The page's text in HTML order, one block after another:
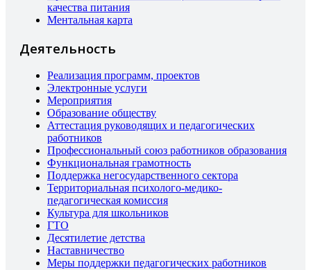
качества питания
Ментальная карта
Деятельность
Реализация программ, проектов
Электронные услуги
Мероприятия
Образование обществу
Аттестация руководящих и педагогических
работников
Профессиональный союз работников образования
Функциональная грамотность
Поддержка негосударственного сектора
Территориальная психолого-медико-
педагогическая комиссия
Культура для школьников
ГТО
Десятилетие детства
Наставничество
Меры поддержки педагогических работников